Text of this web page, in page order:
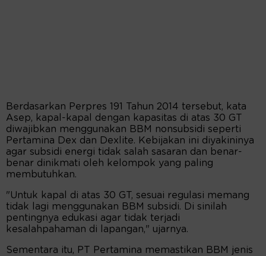
Berdasarkan Perpres 191 Tahun 2014 tersebut, kata
Asep, kapal-kapal dengan kapasitas di atas 30 GT
diwajibkan menggunakan BBM nonsubsidi seperti
Pertamina Dex dan Dexlite. Kebijakan ini diyakininya
agar subsidi energi tidak salah sasaran dan benar-
benar dinikmati oleh kelompok yang paling
membutuhkan.
"Untuk kapal di atas 30 GT, sesuai regulasi memang
tidak lagi menggunakan BBM subsidi. Di sinilah
pentingnya edukasi agar tidak terjadi
kesalahpahaman di lapangan," ujarnya.
Sementara itu, PT Pertamina memastikan BBM jenis